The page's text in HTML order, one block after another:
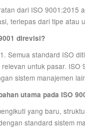
dari ISO 9001:2015
terlepas dari tipe atau
direvisi?
Semua standard ISO
untuk pasar.
sistem manajemen
utama pada ISO
yang baru,
standard sistem